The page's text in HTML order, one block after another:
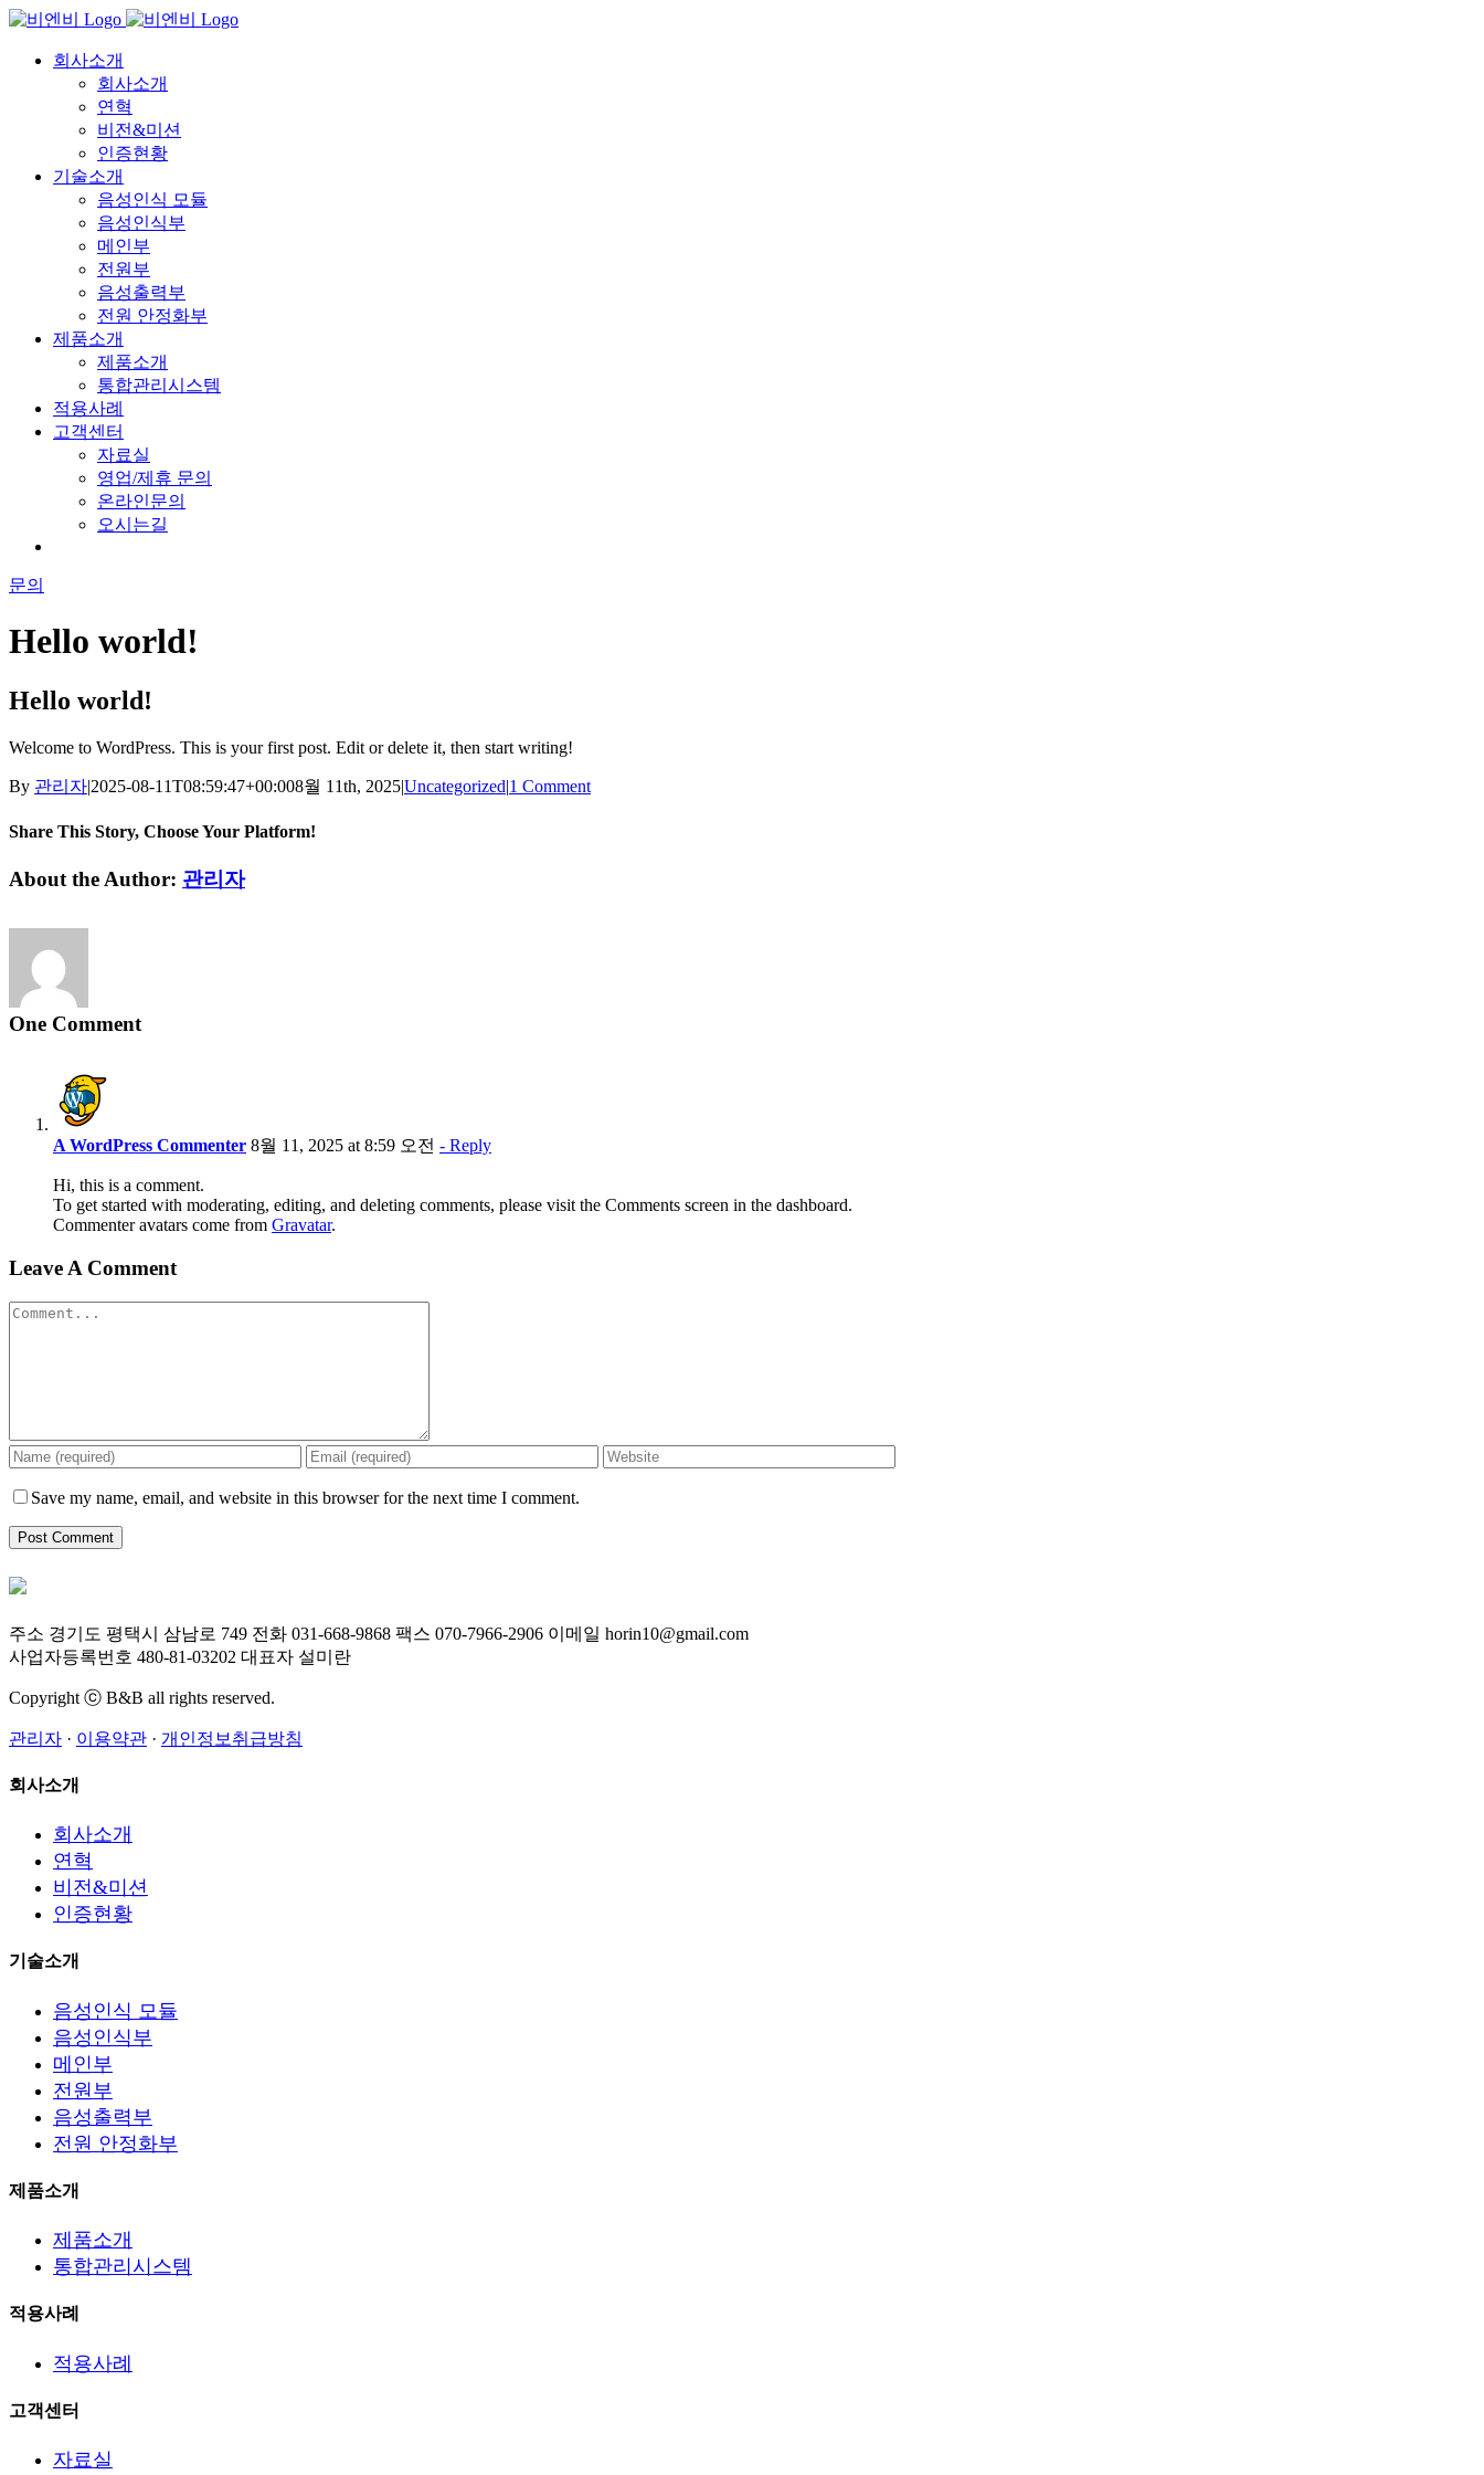
Skip
content회사소개
회사소개
연혁
비전&미션
인증현황
기술소개
음성인식 모듈
음성인식부
메인부
전원부
음성출력부
전원 안정화부
제품소개
제품소개
통합관리시스템
적용사례
고객센터
자료실
영업/제휴 문의
온라인문의
오시는길
문의
Hello world!
Hello world!
Welcome to WordPress. This is your first post. Edit or delete it, then start writing!
By 관리자|2025-08-11T08:59:47+00:008월 11th, 2025|Uncategorized|1 Comment
Share This Story, Choose Your Platform!
Facebook
Twitter
LinkedIn
Reddit
Whatsapp
Google+
Tumblr
Pinterest
Vk
Email
About the Author: 관리자
One Comment
A WordPress Commenter 8월 11, 2025 at 8:59 오전 - Reply
Hi, this is a comment.
To get started with moderating, editing, and deleting comments, please visit the Comments screen in the dashboard.
Commenter avatars come from Gravatar.
Leave A Comment
Comment
Save my name, email, and website in this browser for the next time I comment.
주소 경기도 평택시 삼남로 749 전화 031-668-9868 팩스 070-7966-2906 이메일 horin10@gmail.com
사업자등록번호 480-81-03202 대표자 설미란
Copyright ⓒ B&B all rights reserved.
관리자 · 이용약관 · 개인정보취급방침
Close
Area
회사소개
회사소개
연혁
비전&미션
인증현황
기술소개
음성인식 모듈
음성인식부
메인부
전원부
음성출력부
전원 안정화부
제품소개
제품소개
통합관리시스템
적용사례
적용사례
고객센터
자료실